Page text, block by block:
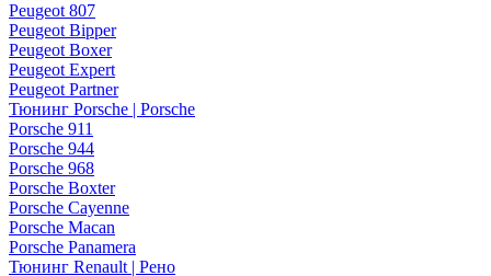
Peugeot 807
Peugeot Bipper
Peugeot Boxer
Peugeot Expert
Peugeot Partner
Тюнинг Porsche | Porsche
Porsche 911
Porsche 944
Porsche 968
Porsche Boxter
Porsche Cayenne
Porsche Macan
Porsche Panamera
Тюнинг Renault | Рено